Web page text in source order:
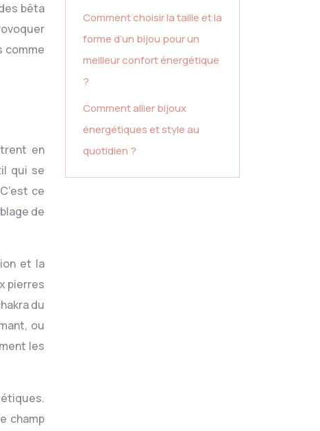
bêta
comme
en
qui se
ce
de
et la
pierres
du
ou
les
champ
Comment choisir la taille et la
forme d’un bijou pour un
meilleur confort énergétique
?
Comment allier bijoux
énergétiques et style au
quotidien ?